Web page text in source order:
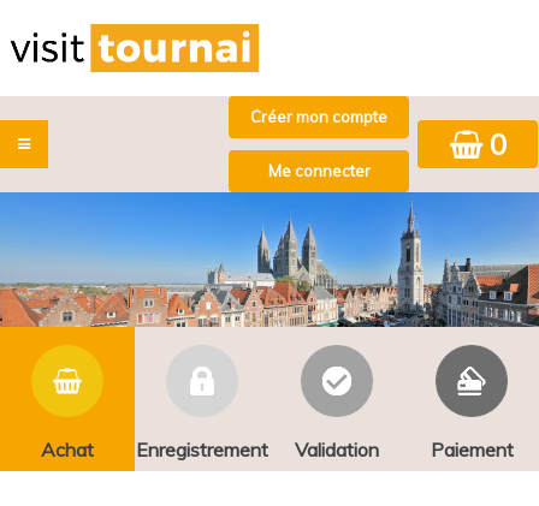
0
Achat Enregistrement Validation Paiement